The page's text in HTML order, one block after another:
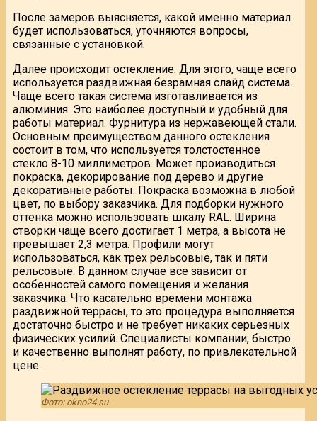
После замеров выясняется, какой именно материал
будет использоваться, уточняются вопросы,
связанные с установкой.
Далее происходит остекление. Для этого, чаще всего
используется раздвижная безрамная слайд система.
Чаще всего такая система изготавливается из
алюминия. Это наиболее доступный и удобный для
работы материал. Фурнитура из нержавеющей стали.
Основным преимуществом данного остекления
состоит в том, что используется толстостенное
стекло 8-10 миллиметров. Может производиться
покраска, декорирование под дерево и другие
декоративные работы. Покраска возможна в любой
цвет, по выбору заказчика. Для подборки нужного
оттенка можно использовать шкалу RAL. Ширина
створки чаще всего достигает 1 метра, а высота не
превышает 2,3 метра. Профили могут
использоваться, как трех рельсовые, так и пяти
рельсовые. В данном случае все зависит от
особенностей самого помещения и желания
заказчика. Что касательно времени монтажа
раздвижной террасы, то это процедура выполняется
достаточно быстро и не требует никаких серьезных
физических усилий. Специалисты компании, быстро
и качественно выполнят работу, по привлекательной
цене.
Фото: okno24.su